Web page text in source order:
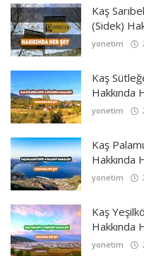
Kaş
(Sidek)
yonetim
Kaş
Hakkında
yonetim
Kaş
Hakkında
yonetim
Kaş
Hakkında
yonetim